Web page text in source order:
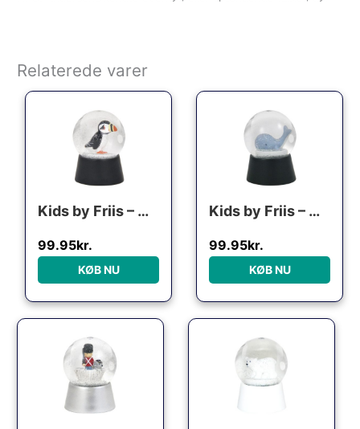
Relaterede varer
Kids by Friis – Mini snekugle “Søpapegøje”
99.95kr.
KØB NU
Kids by Friis – Mini snekugle “Hval”
99.95kr.
KØB NU
Den oprindelige pris var: 99.95kr..
Den aktuelle pris er: 79.00kr..